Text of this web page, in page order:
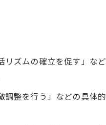
ズムの確立を促す」な
整を行う」などの具体